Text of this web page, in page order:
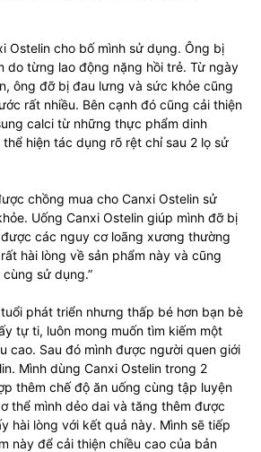
Ostelin cho bố mình sử dụng. Ông bị
do từng lao động nặng hồi trẻ. Từ ngày
ông đỡ bị đau lưng và sức khỏe cũng
rất nhiều. Bên cạnh đó cũng cải thiện
calci từ những thực phẩm dinh
hiện tác dụng rõ rệt chỉ sau 2 lọ sử
chồng mua cho Canxi Ostelin sử
Uống Canxi Ostelin giúp mình đỡ bị
các nguy cơ loãng xương thường
hài lòng về sản phẩm này và cũng
sử dụng.”
phát triển nhưng thấp bé hơn bạn bè
tự ti, luôn mong muốn tìm kiếm một
cao. Sau đó mình được người quen giới
Mình dùng Canxi Ostelin trong 2
thêm chế độ ăn uống cùng tập luyện
thể mình dẻo dai và tăng thêm được
hài lòng với kết quả này. Mình sẽ tiếp
này để cải thiện chiều cao của bản